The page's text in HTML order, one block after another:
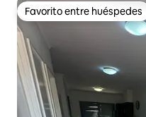
Favorito entre huéspedes
Favorito entre huéspedes